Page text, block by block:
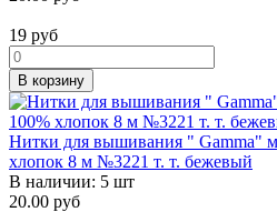
19 руб
В корзину
Нитки для вышивания " Gamma"
хлопок 8 м №3221 т. т. бежевый
В наличии: 5 шт
20.00 руб